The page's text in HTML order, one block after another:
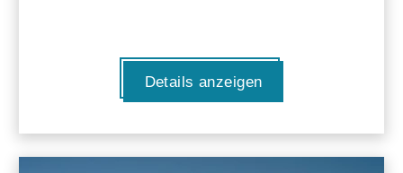
Details anzeigen